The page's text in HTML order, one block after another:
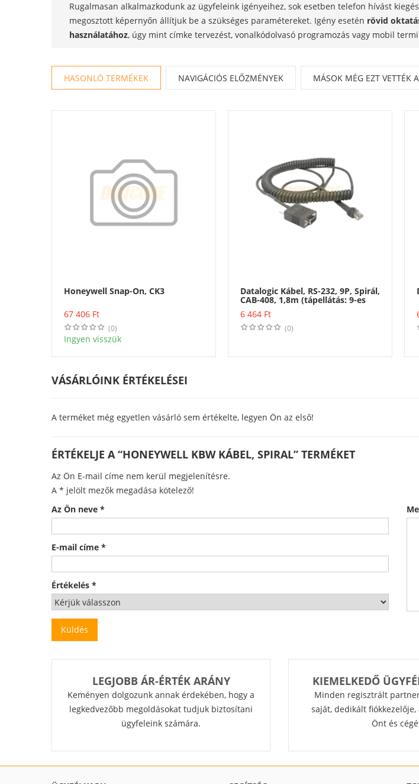
Rugalmasan alkalmazkodunk az ügyfeleink igényeihez, sok esetben telefon hívást
megosztott képernyőn állítjuk be a szükséges paramétereket. Igény esetén rövid
használatához, úgy mint címke tervezést, vonalkódolvasó programozás vagy mobil
HASONLÓ TERMÉKEK NAVIGÁCIÓS ELŐZMÉNYEK MÁSOK MÉG EZT VETTÉK
Honeywell Snap-On, CK3
67 406 Ft
(0)
Ingyen visszük
Datalogic Kábel, RS-232, 9P, Spirál,
CAB-408, 1,8m (tápellátás: 9-es
lábról, vagy külső tápegység)
6 464 Ft
(0)
VÁSÁRLÓINK ÉRTÉKELÉSEI
A terméket még egyetlen vásárló sem értékelte, legyen Ön az első!
ÉRTÉKELJE A “HONEYWELL KBW KÁBEL, SPIRAL” TERMÉKET
Az Ön E-mail címe nem kerül megjelenítésre.
A * jelölt mezők megadása kötelező!
Az Ön neve *
E-mail címe *
Értékelés *
LEGJOBB ÁR-ÉRTÉK ARÁNY
Keményen dolgozunk annak érdekében, hogy a
legkedvezőbb megoldásokat tudjuk biztosítani
ügyfeleink számára.
KIEMELKEDŐ
Minden regisztrált
saját, dedikált
Önt és